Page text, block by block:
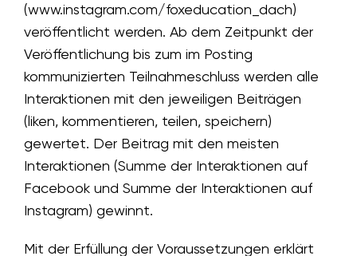
(www.instagram.com/foxeducation_dach)
veröffentlicht werden. Ab dem Zeitpunkt der
Veröffentlichung bis zum im Posting
kommunizierten Teilnahmeschluss werden alle
Interaktionen mit den jeweiligen Beiträgen
(liken, kommentieren, teilen, speichern)
gewertet. Der Beitrag mit den meisten
Interaktionen (Summe der Interaktionen auf
Facebook und Summe der Interaktionen auf
Instagram) gewinnt.
Mit der Erfüllung der Voraussetzungen erklärt